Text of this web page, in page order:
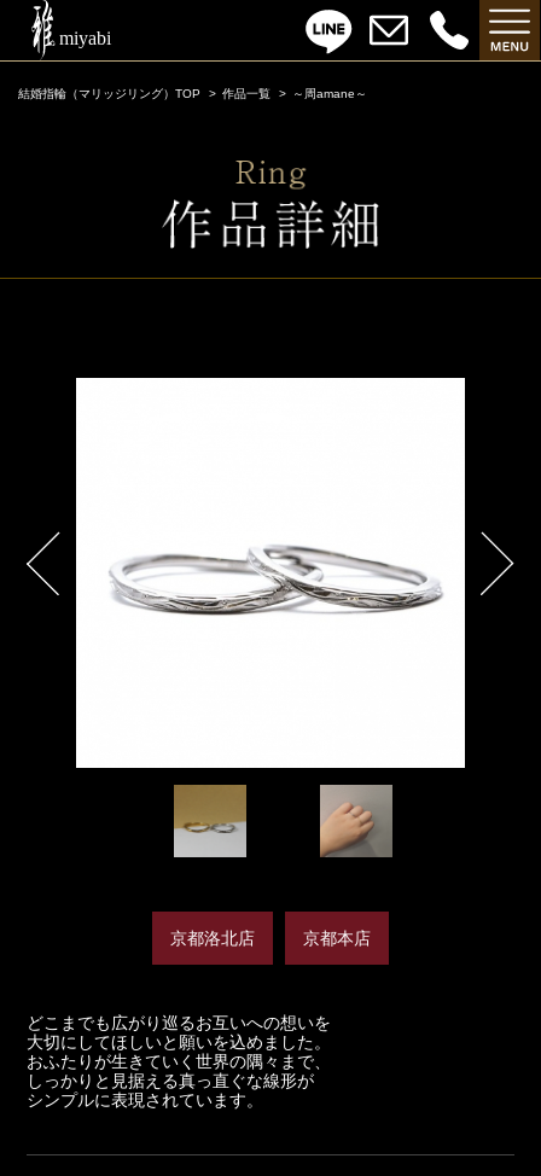
結婚指輪（マリッジリング）TOP 作品一覧 ～周amane～
京都洛北店 京都本店
どこまでも広がり巡るお互いへの想いを
大切にしてほしいと願いを込めました。
おふたりが生きていく世界の隅々まで、
しっかりと見据える真っ直ぐな線形が
シンプルに表現されています。